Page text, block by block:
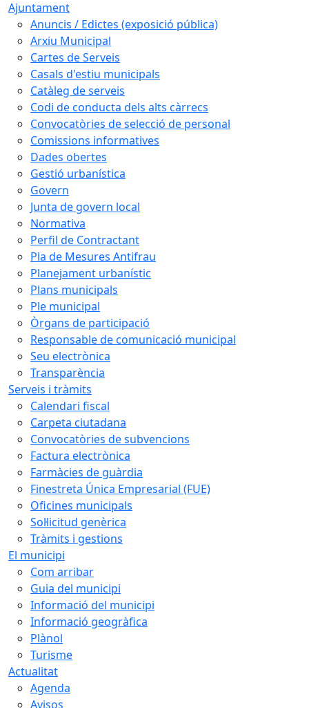
Ajuntament
Anuncis / Edictes (exposició pública)
Arxiu Municipal
Cartes de Serveis
Casals d'estiu municipals
Catàleg de serveis
Codi de conducta dels alts càrrecs
Convocatòries de selecció de personal
Comissions informatives
Dades obertes
Gestió urbanística
Govern
Junta de govern local
Normativa
Perfil de Contractant
Pla de Mesures Antifrau
Planejament urbanístic
Plans municipals
Ple municipal
Òrgans de participació
Responsable de comunicació municipal
Seu electrònica
Transparència
Serveis i tràmits
Calendari fiscal
Carpeta ciutadana
Convocatòries de subvencions
Factura electrònica
Farmàcies de guàrdia
Finestreta Única Empresarial (FUE)
Oficines municipals
Sol·licitud genèrica
Tràmits i gestions
El municipi
Com arribar
Guia del municipi
Informació del municipi
Informació geogràfica
Plànol
Turisme
Actualitat
Agenda
Avisos